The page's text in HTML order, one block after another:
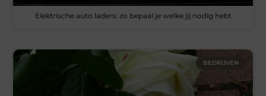
Elektrische auto laders: zo bepaal je welke jij nodig hebt
BEDRIJVEN